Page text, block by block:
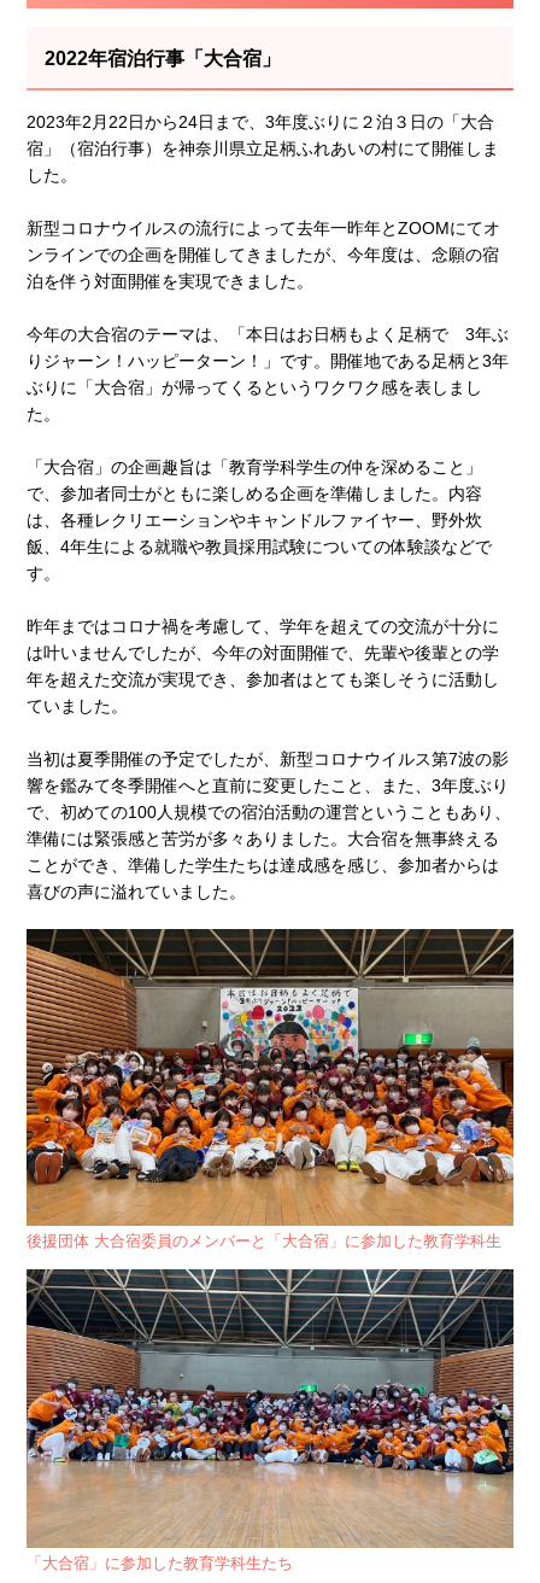
2022年宿泊行事「大合宿」
2023年2月22日から24日まで、3年度ぶりに２泊３日の「大合
宿」（宿泊行事）を神奈川県立足柄ふれあいの村にて開催しま
した。
新型コロナウイルスの流行によって去年一昨年とZOOMにてオ
ンラインでの企画を開催してきましたが、今年度は、念願の宿
泊を伴う対面開催を実現できました。
今年の大合宿のテーマは、「本日はお日柄もよく足柄で 3年ぶ
りジャーン！ハッピーターン！」です。開催地である足柄と3年
ぶりに「大合宿」が帰ってくるというワクワク感を表しまし
た。
「大合宿」の企画趣旨は「教育学科学生の仲を深めること」
で、参加者同士がともに楽しめる企画を準備しました。内容
は、各種レクリエーションやキャンドルファイヤー、野外炊
飯、4年生による就職や教員採用試験についての体験談などで
す。
昨年まではコロナ禍を考慮して、学年を超えての交流が十分に
は叶いませんでしたが、今年の対面開催で、先輩や後輩との学
年を超えた交流が実現でき、参加者はとても楽しそうに活動し
ていました。
当初は夏季開催の予定でしたが、新型コロナウイルス第7波の影
響を鑑みて冬季開催へと直前に変更したこと、また、3年度ぶり
で、初めての100人規模での宿泊活動の運営ということもあり、
準備には緊張感と苦労が多々ありました。大合宿を無事終える
ことができ、準備した学生たちは達成感を感じ、参加者からは
喜びの声に溢れていました。
後援団体 大合宿委員のメンバーと「大合宿」に参加した教育学科生
「大合宿」に参加した教育学科生たち